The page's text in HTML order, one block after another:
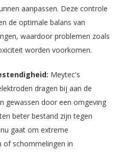
aanpassen. Deze controle
de optimale balans van
waardoor problemen zoals
worden voorkomen.
Meytec's
dragen bij aan de
gewassen door een omgeving
beter bestand zijn tegen
gaat om extreme
of schommelingen in